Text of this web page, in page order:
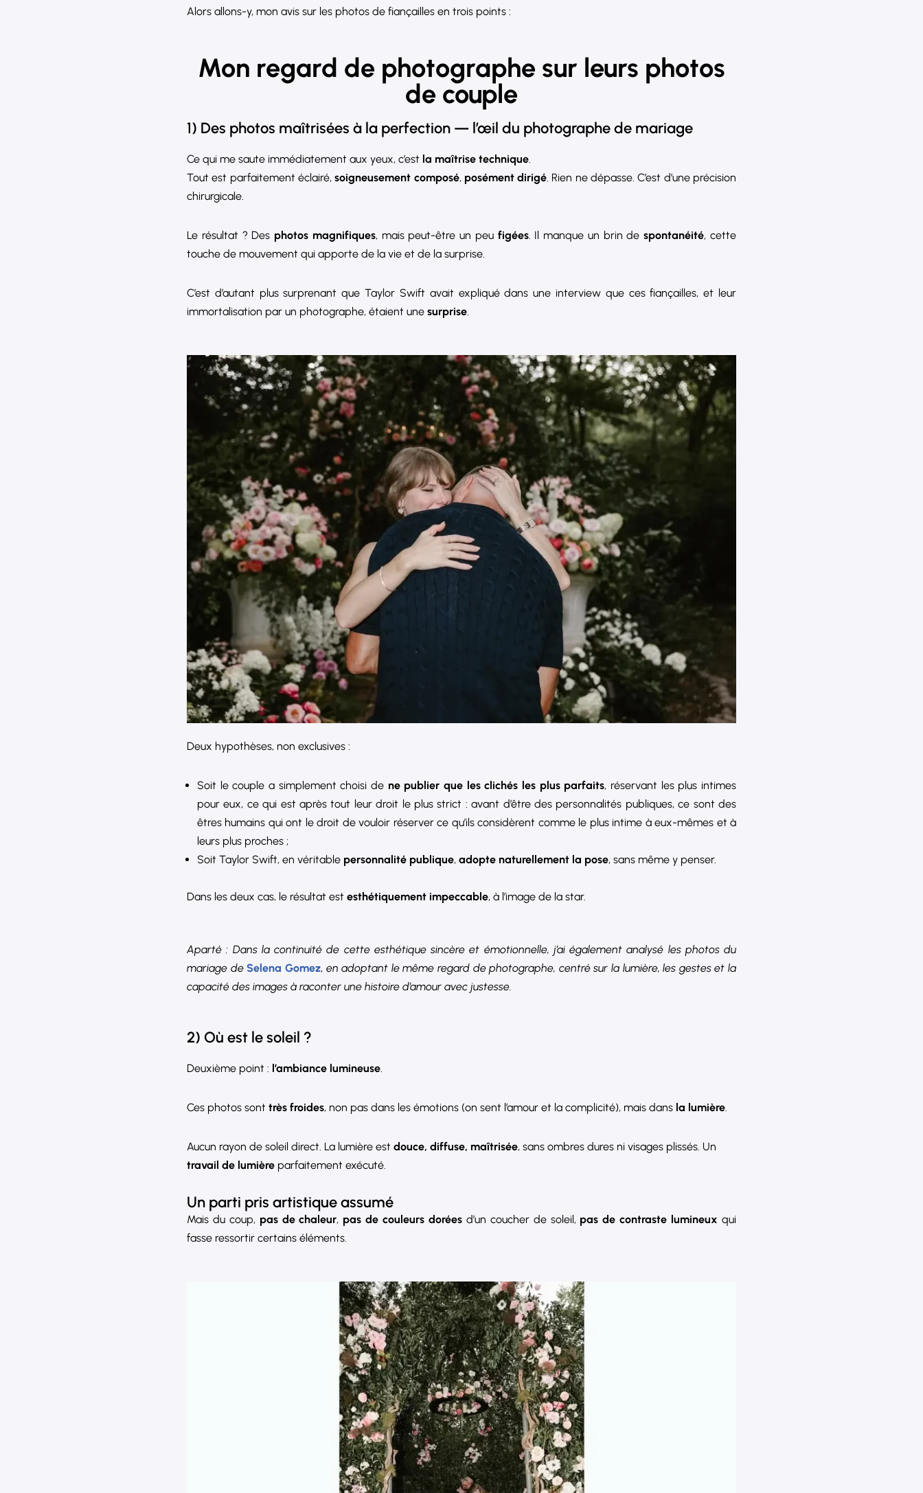
Alors allons-y, mon avis sur les photos de fiançailles en trois points :
Mon regard de photographe sur leurs photos
de couple
1) Des photos maîtrisées à la perfection — l’œil du photographe de mariage
Ce qui me saute immédiatement aux yeux, c’est la maîtrise technique.
Tout est parfaitement éclairé,soigneusement composé, posément dirigé. Rien ne dépasse. C’est d’une précision
chirurgicale.
Le résultat ? Des photos magnifiques, mais peut-être un peu figées. Il manque un brin despontanéité, cette
touche de mouvement qui apporte de la vie et de la surprise.
C’est d’autant plus surprenant que Taylor Swift avait expliqué dans une interview que ces fiançailles, et leur
immortalisation par un photographe, étaient une surprise.
Deux hypothèses, non exclusives :
Soit le couple a simplement choisi de ne publier que les clichés les plus parfaits, réservant les plus intimes
pour eux, ce qui est après tout leur droit le plus strict : avant d’être des personnalités publiques, ce sont des
êtres humains qui ont le droit de vouloir réserver ce qu’ils considèrent comme le plus intime à eux-mêmes et à
leurs plus proches ;
Soit Taylor Swift, en véritable personnalité publique, adopte naturellement la pose, sans même y penser.
Dans les deux cas, le résultat est esthétiquement impeccable, à l’image de la star.
Aparté : Dans la continuité de cette esthétique sincère et émotionnelle, j’ai également analysé les photos du
mariage de Selena Gomez, en adoptant le même regard de photographe, centré sur la lumière, les gestes et la
capacité des images à raconter une histoire d’amour avec justesse.
2) Où est le soleil ?
Deuxième point : l’ambiance lumineuse
Ces photos sont très froides, non pas dans les émotions (on sent l’amour et la complicité), mais dans la lumière
Aucun rayon de soleil direct. La lumière est douce, diffuse, maîtrisée, sans ombres dures ni visages plissés. Un
travail de lumière parfaitement exécuté.
Un parti pris artistique assumé
Mais du coup, pas de chaleur, pas de couleurs dorées d’un coucher de soleil, pas de contraste lumineux qui
fasse ressortir certains éléments.